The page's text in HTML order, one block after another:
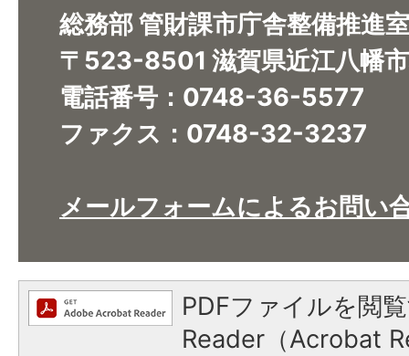
総務部 管財課市庁舎整備推進室
〒523-8501 滋賀県近江八幡
電話番号：0748-36-5577
ファクス：0748-32-3237
メールフォームによるお問い
PDFファイルを閲
Reader（Acrobat